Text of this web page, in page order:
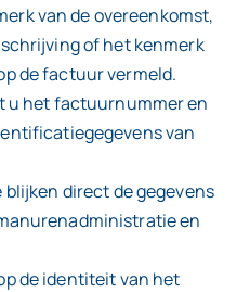
van de overeenkomst,
of het kenmerk
de factuur vermeld.
u het factuurnummer en
van
direct de gegevens
en
de identiteit van het